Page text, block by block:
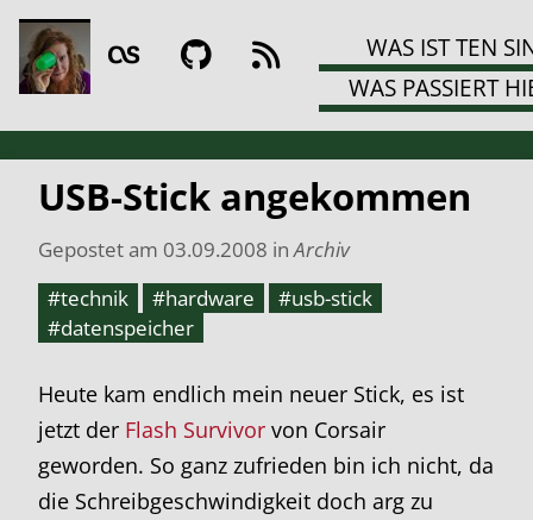
WAS IST TEN
WAS PASSIERT
USB-Stick angekommen
Gepostet am 03.09.2008 inArchiv
#technik
#hardware
#usb-stick
#datenspeicher
Heute kam endlich mein neuer Stick, es ist
jetzt der Flash Survivor von Corsair
geworden. So ganz zufrieden bin ich nicht, da
die Schreibgeschwindigkeit doch arg zu